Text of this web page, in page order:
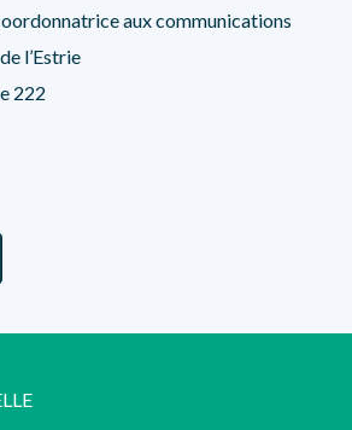
aux communications
l’Estrie
222